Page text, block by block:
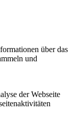
über das
und
der Webseite